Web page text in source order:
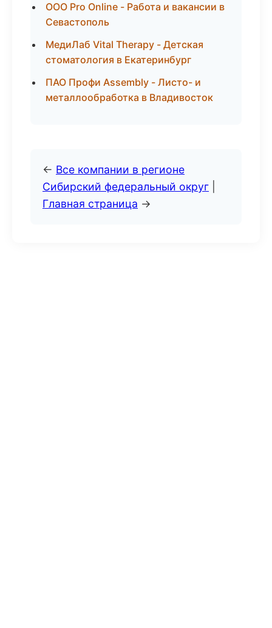
ООО Pro Online - Работа и вакансии в
Севастополь
МедиЛаб Vital Therapy - Детская
стоматология в Екатеринбург
ПАО Профи Assembly - Листо- и
металлообработка в Владивосток
← Все компании в регионе
Сибирский федеральный округ
Главная страница →